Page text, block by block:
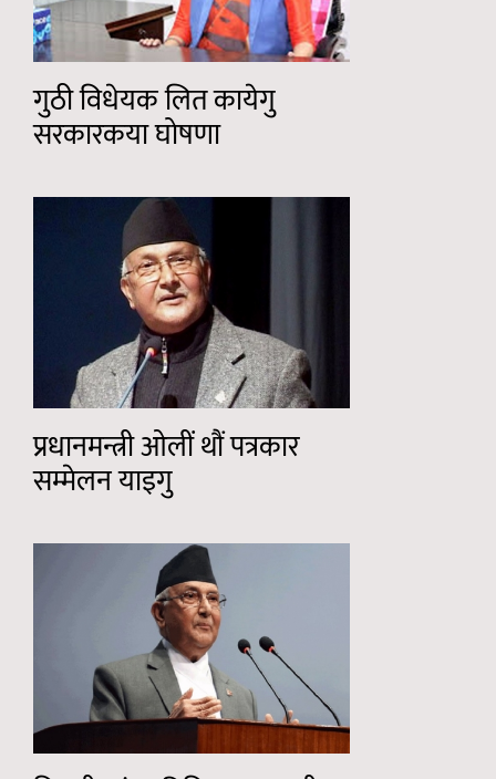
गुठी विधेयक लित कायेगु
सरकारकया घोषणा
प्रधानमन्त्री ओलीं थौं पत्रकार
सम्मेलन याइगु